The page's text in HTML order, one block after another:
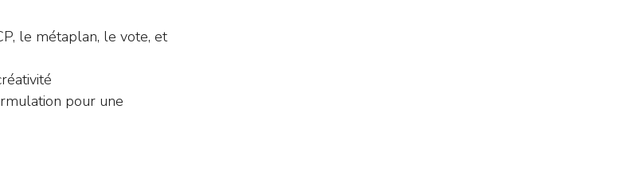
le métaplan, le vote, et
pour une